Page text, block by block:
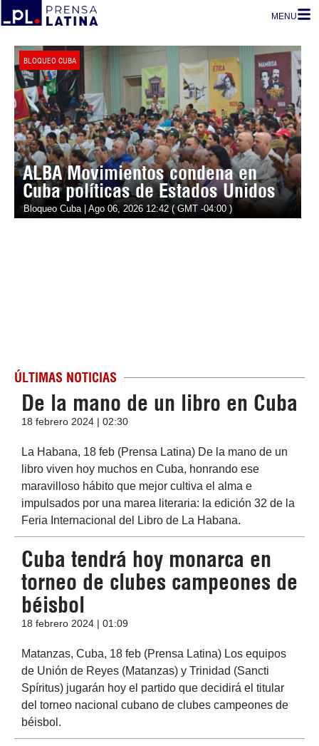
MENU
BLOQUEO CUBA
ALBA Movimientos condena en
Cuba políticas de Estados Unidos
Bloqueo Cuba | Ago 06, 2026 12:42 ( GMT -04:00 )
ÚLTIMAS NOTICIAS
De la mano de un libro en Cuba
18 febrero 2024 | 02:30
La Habana, 18 feb (Prensa Latina) De la mano de un
libro viven hoy muchos en Cuba, honrando ese
maravilloso hábito que mejor cultiva el alma e
impulsados por una marea literaria: la edición 32 de la
Feria Internacional del Libro de La Habana.
Cuba tendrá hoy monarca en
torneo de clubes campeones de
béisbol
18 febrero 2024 | 01:09
Matanzas, Cuba, 18 feb (Prensa Latina) Los equipos
de Unión de Reyes (Matanzas) y Trinidad (Sancti
Spíritus) jugarán hoy el partido que decidirá el titular
del torneo nacional cubano de clubes campeones de
béisbol.